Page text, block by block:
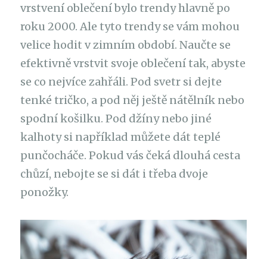
vrstvení oblečení bylo trendy hlavně po
roku 2000. Ale tyto trendy se vám mohou
velice hodit v zimním období. Naučte se
efektivně vrstvit svoje oblečení tak, abyste
se co nejvíce zahřáli. Pod svetr si dejte
tenké tričko, a pod něj ještě nátělník nebo
spodní košilku. Pod džíny nebo jiné
kalhoty si například můžete dát teplé
punčocháče. Pokud vás čeká dlouhá cesta
chůzí, nebojte se si dát i třeba dvoje
ponožky.